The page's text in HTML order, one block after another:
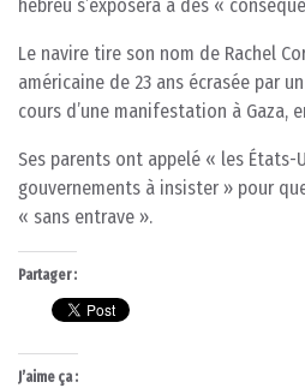
hébreu s’exposera à des «
Le navire tire son nom de Rachel
américaine de 23 ans écrasée par
cours d’une manifestation à Gaza,
Ses parents ont appelé « les États-
gouvernements à insister » pour
« sans entrave ».
Partager :
J’aime ça :